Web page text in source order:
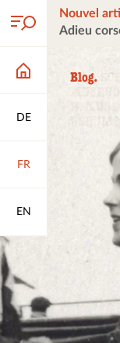
DE
FR
EN
Nouvel
Adieu